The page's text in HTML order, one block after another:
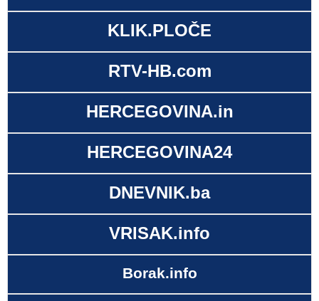
KLIK.PLOČE
RTV-HB.com
HERCEGOVINA.in
HERCEGOVINA24
DNEVNIK.ba
VRISAK.info
Borak.info